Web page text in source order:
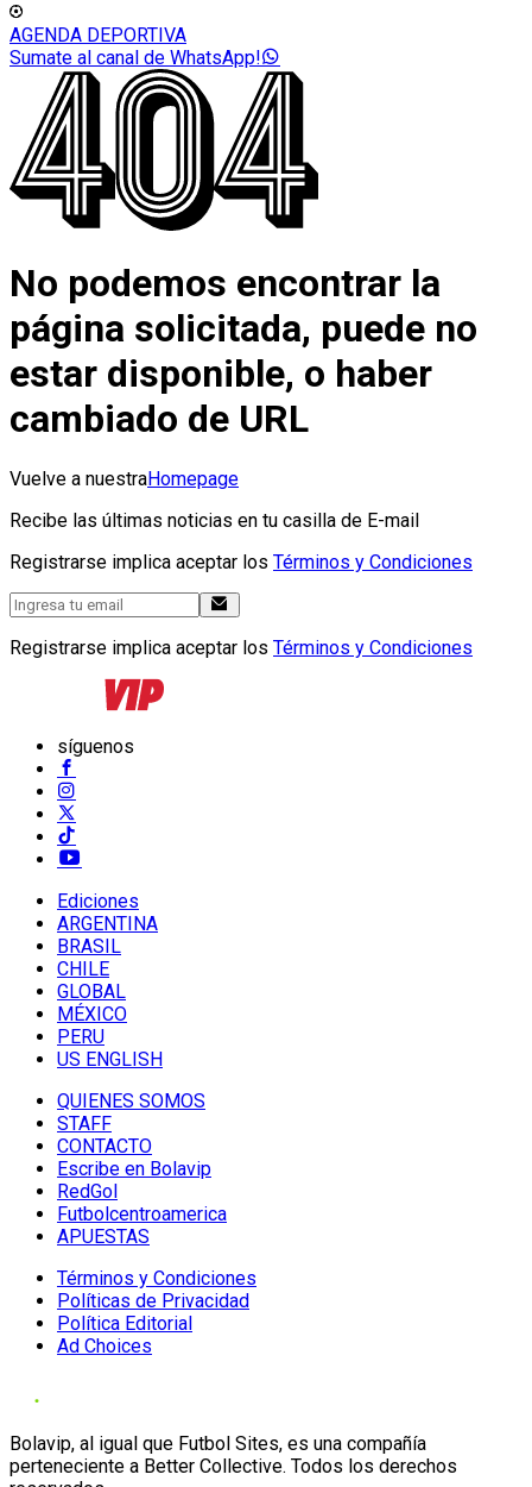
AGENDA DEPORTIVA
Sumate al canal de WhatsApp!
No podemos encontrar la
página solicitada, puede no
estar disponible, o haber
cambiado de URL
Vuelve a nuestraHomepage
Recibe las últimas noticias en tu casilla de E-mail
Registrarse implica aceptar los Términos y Condiciones
Registrarse implica aceptar los Términos y Condiciones
síguenos
Ediciones
ARGENTINA
BRASIL
CHILE
GLOBAL
MÉXICO
PERU
US ENGLISH
QUIENES SOMOS
STAFF
CONTACTO
Escribe en Bolavip
RedGol
Futbolcentroamerica
APUESTAS
Términos y Condiciones
Políticas de Privacidad
Política Editorial
Ad Choices
Bolavip, al igual que Futbol Sites, es una compañía
perteneciente a Better Collective. Todos los derechos